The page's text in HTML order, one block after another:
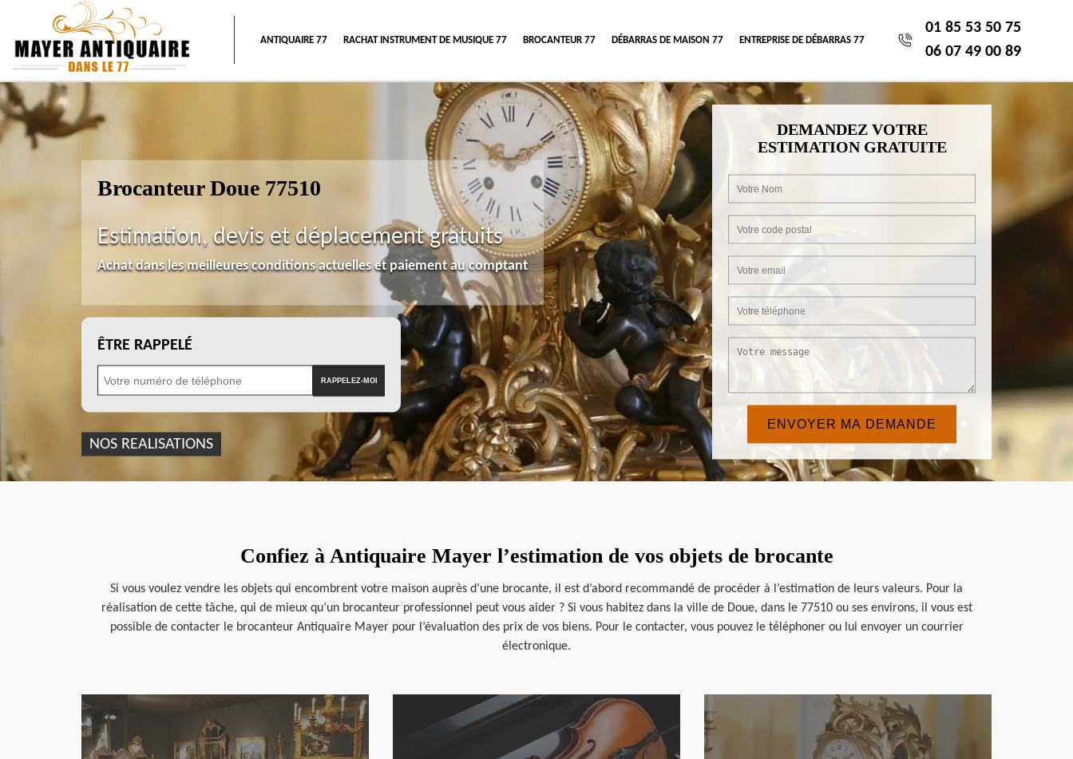
ANTIQUAIRE 77 RACHAT INSTRUMENT DE MUSIQUE 77 BROCANTEUR 77 DÉBARRAS DE MAISON 77 ENTREPRISE DE DÉBARRAS 77
01 85 53 50 75
06 07 49 00 89
Brocanteur Doue 77510
Estimation, devis et déplacement gratuits
Achat dans les meilleures conditions actuelles et paiement au comptant
ÊTRE RAPPELÉ
NOS REALISATIONS
DEMANDEZ VOTRE
ESTIMATION GRATUITE
Confiez à Antiquaire Mayer l’estimation de vos objets de brocante
Si vous voulez vendre les objets qui encombrent votre maison auprès d’une brocante, il est d’abord recommandé de procéder à l’estimation de leurs valeurs. Pour la
réalisation de cette tâche, qui de mieux qu’un brocanteur professionnel peut vous aider ? Si vous habitez dans la ville de Doue, dans le 77510 ou ses environs, il vous est
possible de contacter le brocanteur Antiquaire Mayer pour l’évaluation des prix de vos biens. Pour le contacter, vous pouvez le téléphoner ou lui envoyer un courrier
électronique.
en savoir plus en savoir plus